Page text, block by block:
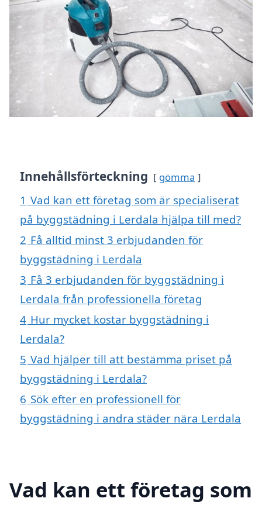
Innehållsförteckning gömma
1 Vad kan ett företag som är specialiserat
på byggstädning i Lerdala hjälpa till med?
2 Få alltid minst 3 erbjudanden för
byggstädning i Lerdala
3 Få 3 erbjudanden för byggstädning i
Lerdala från professionella företag
4 Hur mycket kostar byggstädning i
Lerdala?
5 Vad hjälper till att bestämma priset på
byggstädning i Lerdala?
6 Sök efter en professionell för
byggstädning i andra städer nära Lerdala
Vad kan ett företag som